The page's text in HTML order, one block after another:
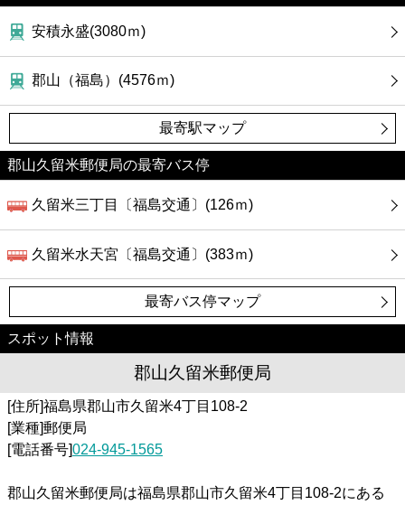
安積永盛(3080ｍ)
郡山（福島）(4576ｍ)
最寄駅マップ
郡山久留米郵便局の最寄バス停
久留米三丁目〔福島交通〕(126ｍ)
久留米水天宮〔福島交通〕(383ｍ)
最寄バス停マップ
スポット情報
郡山久留米郵便局
[住所]福島県郡山市久留米4丁目108-2
[業種]郵便局
[電話番号]024-945-1565
郡山久留米郵便局は福島県郡山市久留米4丁目108-2にある